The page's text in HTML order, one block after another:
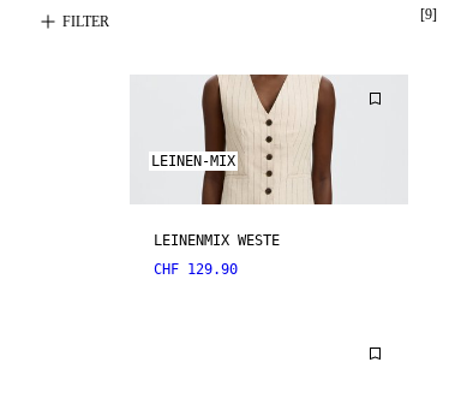
FILTER
[9]
LEINEN-MIX
LEINENMIX WESTE
CHF 129.90